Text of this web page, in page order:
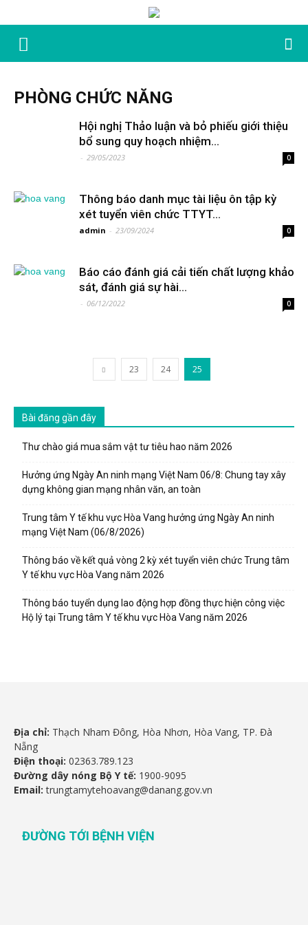
PHÒNG CHỨC NĂNG
Hội nghị Thảo luận và bỏ phiếu giới thiệu
bổ sung quy hoạch nhiệm...
- 29/05/2023 0
Thông báo danh mục tài liệu ôn tập kỳ
xét tuyển viên chức TTYT...
admin - 23/09/2024 0
Báo cáo đánh giá cải tiến chất lượng khảo
sát, đánh giá sự hài...
- 06/12/2022 0
23 24 25
Bài đăng gần đây
Thư chào giá mua sắm vật tư tiêu hao năm 2026
Hưởng ứng Ngày An ninh mạng Việt Nam 06/8: Chung tay xây
dựng không gian mạng nhân văn, an toàn
Trung tâm Y tế khu vực Hòa Vang hưởng ứng Ngày An ninh
mạng Việt Nam (06/8/2026)
Thông báo về kết quả vòng 2 kỳ xét tuyển viên chức Trung tâm
Y tế khu vực Hòa Vang năm 2026
Thông báo tuyển dụng lao động hợp đồng thực hiện công việc
Hộ lý tại Trung tâm Y tế khu vực Hòa Vang năm 2026
Địa chỉ: Thạch Nham Đông, Hòa Nhơn, Hòa Vang, TP. Đà
Nẵng
Điện thoại: 02363.789.123
Đường dây nóng Bộ Y tế: 1900-9095
Email: trungtamytehoavang@danang.gov.vn
ĐƯỜNG TỚI BỆNH VIỆN